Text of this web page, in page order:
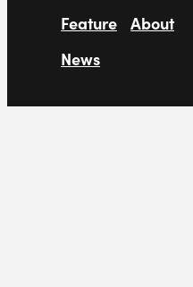
Feature
News
About